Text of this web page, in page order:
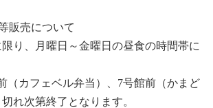
販売について
り、月曜日～金曜日の昼食の時間帯に
（カフェベル弁当）、7号館前（かまど
れ次第終了となります。